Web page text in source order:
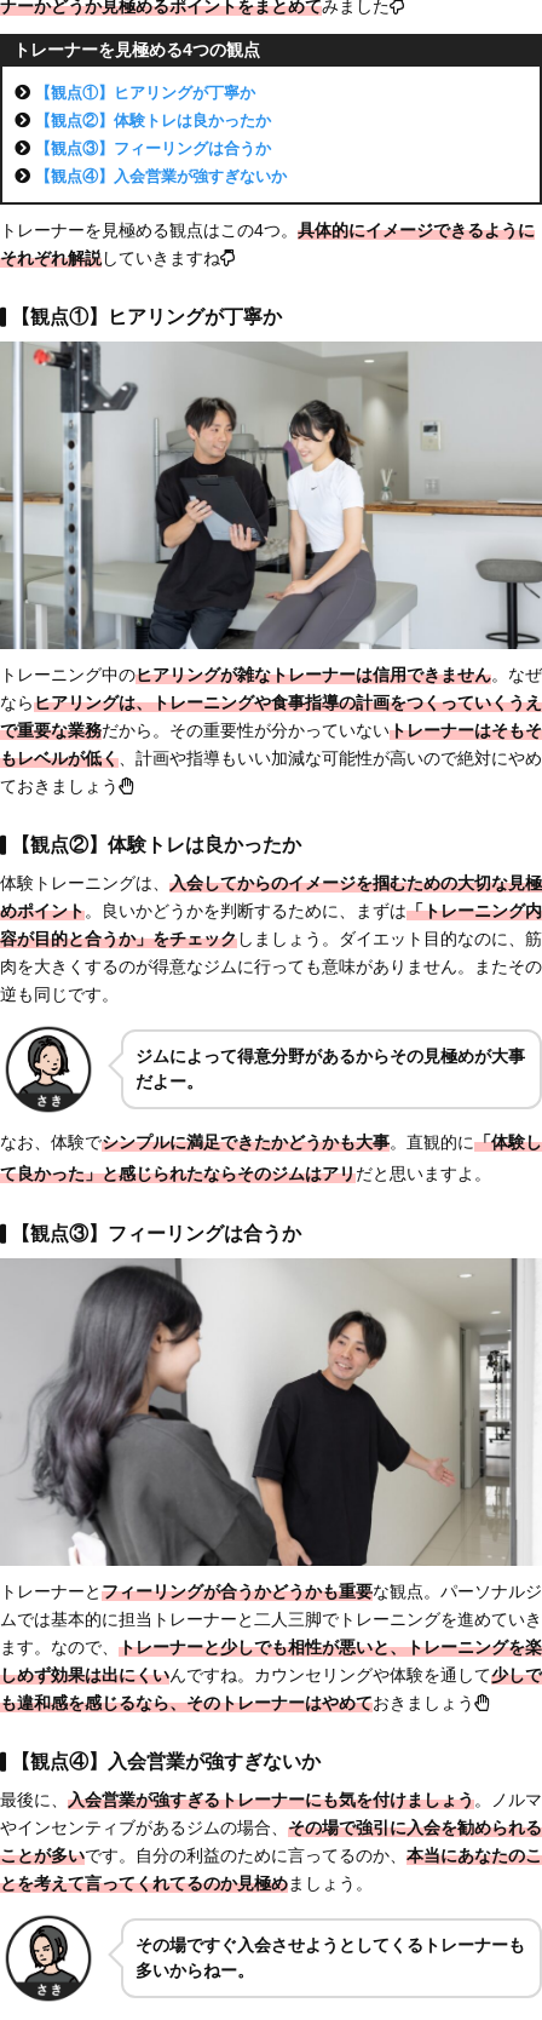
ナーかどうか見極めるポイントをまとめてみました
トレーナーを見極める4つの観点
【観点①】ヒアリングが丁寧か
【観点②】体験トレは良かったか
【観点③】フィーリングは合うか
【観点④】入会営業が強すぎないか
トレーナーを見極める観点はこの4つ。 具体的にイメージできるように
それぞれ解説していきますね
【観点①】ヒアリングが丁寧か
トレーニング中のヒアリングが雑なトレーナーは信用できません。なぜ
ならヒアリングは、トレーニングや食事指導の計画をつくっていくうえ
で重要な業務だから。その重要性が分かっていないトレーナーはそもそ
もレベルが低く 、計画や指導もいい加減な可能性が高いので絶対にやめ
ておきましょう
【観点②】体験トレは良かったか
体験トレーニングは、 入会してからのイメージを掴むための大切な見極
めポイント。良いかどうかを判断するために、まずは「トレーニング内
容が目的と合うか」をチェックしましょう。ダイエット目的なのに、筋
肉を大きくするのが得意なジムに行っても意味がありません。またその
逆も同じです。
ジムによって得意分野があるからその見極めが大事
だよー。
なお、体験でシンプルに満足できたかどうかも大事。直観的に「体験し
て良かった」と感じられたならそのジムはアリだと思いますよ。
【観点③】フィーリングは合うか
トレーナーとフィーリングが合うかどうかも重要な観点。パーソナルジ
ムでは基本的に担当トレーナーと二人三脚でトレーニングを進めていき
ます。なので、 トレーナーと少しでも相性が悪いと、トレーニングを楽
しめず効果は出にくいんですね。カウンセリングや体験を通して少しで
も違和感を感じるなら、そのトレーナーはやめておきましょう
【観点④】入会営業が強すぎないか
最後に、 入会営業が強すぎるトレーナーにも気を付けましょう。ノルマ
やインセンティブがあるジムの場合、 その場で強引に入会を勧められる
ことが多いです。自分の利益のために言ってるのか、 本当にあなたのこ
とを考えて言ってくれてるのか見極めましょう。
その場ですぐ入会させようとしてくるトレーナーも
多いからねー。